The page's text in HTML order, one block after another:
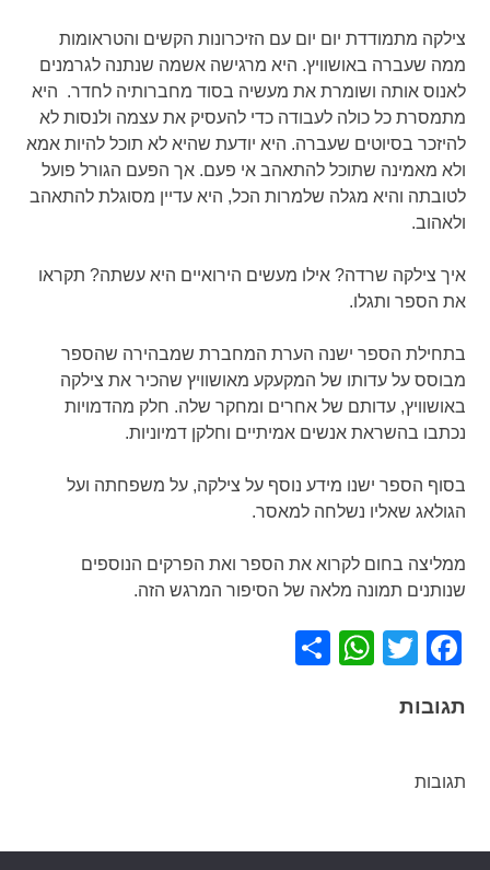
צילקה מתמודדת יום יום עם הזיכרונות הקשים והטראומות
ממה שעברה באושוויץ. היא מרגישה אשמה שנתנה לגרמנים
לאנוס אותה ושומרת את מעשיה בסוד מחברותיה לחדר. היא
מתמסרת כל כולה לעבודה כדי להעסיק את עצמה ולנסות לא
להיזכר בסיוטים שעברה. היא יודעת שהיא לא תוכל להיות אמא
ולא מאמינה שתוכל להתאהב אי פעם. אך הפעם הגורל פועל
לטובתה והיא מגלה שלמרות הכל, היא עדיין מסוגלת להתאהב
ולאהוב.
איך צילקה שרדה? אילו מעשים הירואיים היא עשתה? תקראו
את הספר ותגלו.
בתחילת הספר ישנה הערת המחברת שמבהירה שהספר
מבוסס על עדותו של המקעקע מאושוויץ שהכיר את צילקה
באושוויץ, עדותם של אחרים ומחקר שלה. חלק מהדמויות
נכתבו בהשראת אנשים אמיתיים וחלקן דמיוניות.
בסוף הספר ישנו מידע נוסף על צילקה, על משפחתה ועל
הגולאג שאליו נשלחה למאסר.
ממליצה בחום לקרוא את הספר ואת הפרקים הנוספים
שנותנים תמונה מלאה של הסיפור המרגש הזה.
Facebook
Twitter
WhatsApp
תגובות
תגובות